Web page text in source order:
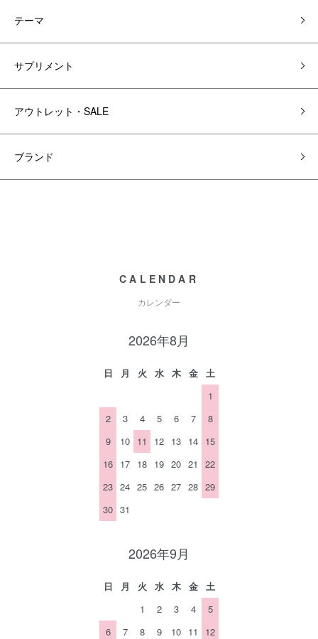
テーマ
サプリメント
アウトレット・SALE
ブランド
CALENDAR
カレンダー
2026年8月
日 月 火 水 木 金
土
1
2
3 4 5 6 7
8
9
10 11 12 13 14 15
16 17 18 19 20 21
22
23 24 25 26 27 28 29
30 31
2026年9月
日 月 火 水 木 金
土
1
2 3 4
5
6
7 8 9 10 11
12